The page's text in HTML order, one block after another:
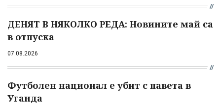
ДЕНЯТ В НЯКОЛКО РЕДА: Новините май са
в отпуска
07.08.2026
Футболен национал е убит с павета в
Уганда